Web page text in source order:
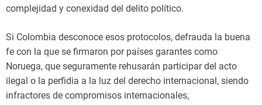
complejidad y conexidad del delito político.
Si Colombia desconoce esos protocolos, defrauda la buena
fe con la que se firmaron por países garantes como
Noruega, que seguramente rehusarán participar del acto
ilegal o la perfidia a la luz del derecho internacional, siendo
infractores de compromisos internacionales,